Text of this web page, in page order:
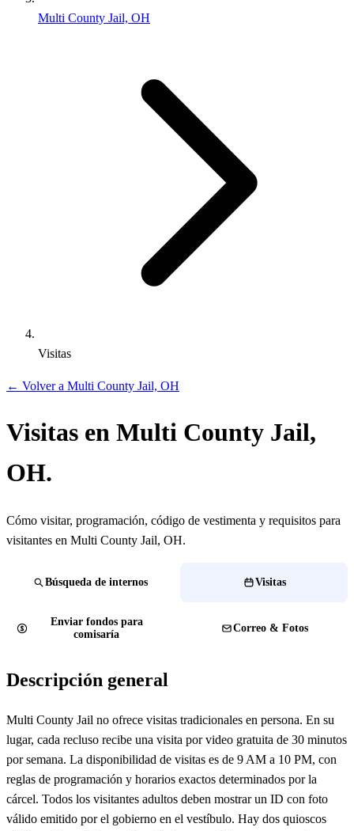
Multi County Jail, OH
Visitas
← Volver a Multi County Jail, OH
Visitas en Multi County Jail,
OH.
Cómo visitar, programación, código de vestimenta y requisitos para
visitantes en Multi County Jail, OH.
Búsqueda de internos Visitas
Enviar fondos para
comisaría
Correo & Fotos
Descripción general
Multi County Jail no ofrece visitas tradicionales en persona. En su
lugar, cada recluso recibe una visita por video gratuita de 30 minutos
por semana. La disponibilidad de visitas es de 9 AM a 10 PM, con
reglas de programación y horarios exactos determinados por la
cárcel. Todos los visitantes adultos deben mostrar un ID con foto
válido emitido por el gobierno en el vestíbulo. Hay dos quioscos